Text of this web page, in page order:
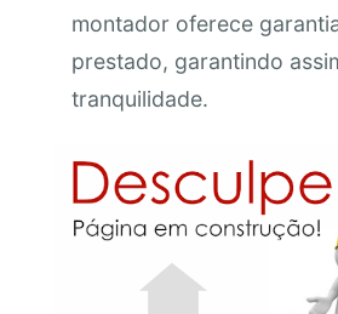
montador oferece
prestado, garantindo
tranquilidade.